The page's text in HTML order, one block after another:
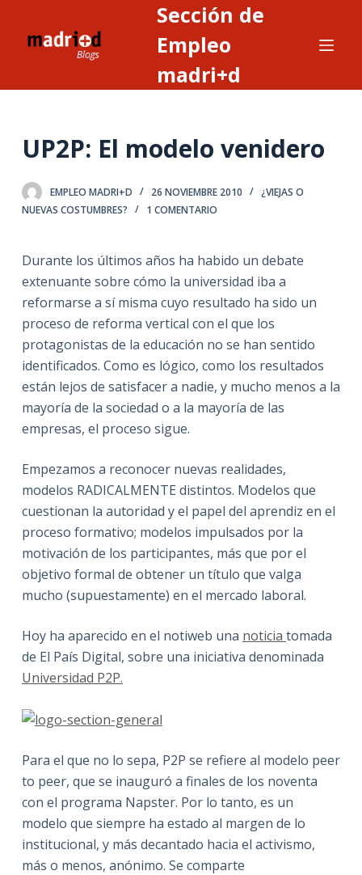
o
e
n
d
o
Sección de
Empleo
madri+d
UP2P: El modelo venidero
EMPLEO MADRI+D 26 NOVIEMBRE 2010
¿VIEJAS O
NUEVAS COSTUMBRES?
1 COMENTARIO
Durante los últimos años ha habido un debate
extenuante sobre cómo la universidad iba a
reformarse a sí misma cuyo resultado ha sido un
proceso de reforma vertical con el que los
protagonistas de la educación no se han sentido
identificados. Como es lógico, como los resultados
están lejos de satisfacer a nadie, y mucho menos a la
mayoría de la sociedad o a la mayoría de las
empresas, el proceso sigue.
Empezamos a reconocer nuevas realidades,
modelos RADICALMENTE distintos. Modelos que
cuestionan la autoridad y el papel del aprendiz en el
proceso formativo; modelos impulsados por la
motivación de los participantes, más que por el
objetivo formal de obtener un título que valga
mucho (supuestamente) en el mercado laboral.
Hoy ha aparecido en el notiweb una noticia tomada
de El País Digital, sobre una iniciativa denominada
Universidad P2P.
Para el que no lo sepa, P2P se refiere al modelo peer
to peer, que se inauguró a finales de los noventa
con el programa Napster. Por lo tanto, es un
modelo que siempre ha estado al margen de lo
institucional, y más decantado hacia el activismo,
más o menos, anónimo. Se comparte